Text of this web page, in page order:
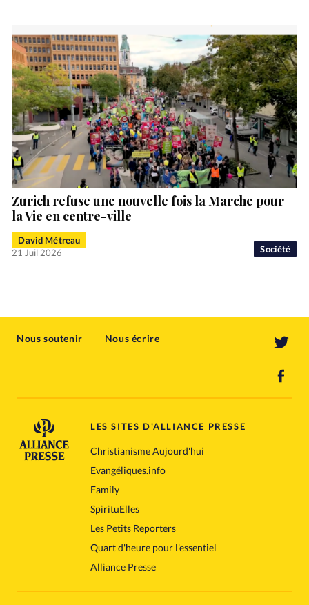
Société
Zurich refuse une nouvelle fois la Marche pour
la Vie en centre-ville
David Métreau
21 Juil 2026
Nous soutenir Nous écrire
LES SITES D'ALLIANCE PRESSE
Christianisme Aujourd'hui
Evangéliques.info
Family
SpirituElles
Les Petits Reporters
Quart d'heure pour l'essentiel
Alliance Presse